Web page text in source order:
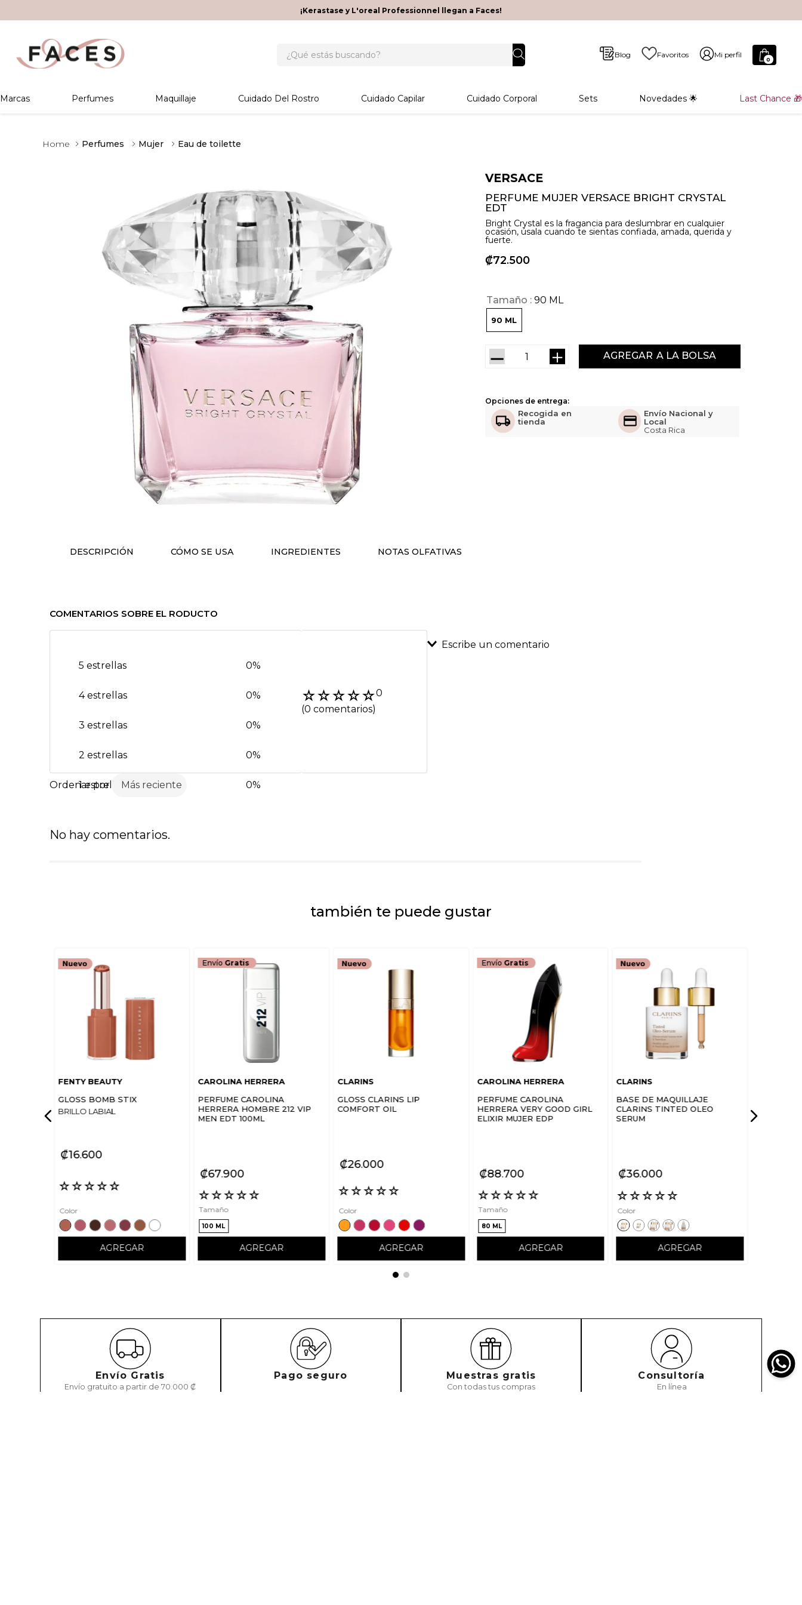
¡Kerastase y L'oreal Professionnel llegan a Faces!
Blog Favoritos Mi perfil
0
Marcas Perfumes Maquillaje Cuidado Del Rostro Cuidado Capilar Cuidado Corporal Sets Novedades 🌟 Last Chance 🎁
Perfumes Mujer Eau de toilette
VERSACE
PERFUME MUJER VERSACE BRIGHT CRYSTAL
EDT
Bright Crystal es la fragancia para deslumbrar en cualquier
ocasión, úsala cuando te sientas confiada, amada, querida y
fuerte.
₡72 500
Tamaño 90 ML
90 ML
AGREGAR
＋
－
Opciones de entrega:
Recogida en
tienda
Envío Nacional y
Local
Costa Rica
DESCRIPCIÓN CÓMO SE USA INGREDIENTES NOTAS OLFATIVAS
COMENTARIOS SOBRE EL RODUCTO
☆☆☆☆☆0
(0 comentarios)
5 estrellas 0%
4 estrellas 0%
3 estrellas 0%
2 estrellas 0%
1 estrella 0%
Escribe un comentario
Más reciente
No hay comentarios.
también te puede gustar
FENTY BEAUTY
GLOSS BOMB STIX
BRILLO LABIAL
₡16600
☆☆☆☆☆
Color
AGREGAR
Envío Gratis
CAROLINA HERRERA
PERFUME CAROLINA
HERRERA HOMBRE 212 VIP
MEN EDT 100ML
₡67900
☆☆☆☆☆
Tamaño
100 ML
AGREGAR
CLARINS
GLOSS CLARINS LIP
COMFORT OIL
₡26000
☆☆☆☆☆
Color
AGREGAR
Envío Gratis
CAROLINA HERRERA
PERFUME CAROLINA
HERRERA VERY GOOD GIRL
ELIXIR MUJER EDP
₡88700
☆☆☆☆☆
Tamaño
80 ML
AGREGAR
CLARINS
BASE DE MAQUILLAJE
CLARINS TINTED OLEO
SERUM
₡36000
☆☆☆☆☆
Color
AGREGAR
Envío Gratis
Envío gratuito a partir de 70.000 ₡
Pago seguro Muestras gratis
Con todas tus compras
Consultoría
En línea